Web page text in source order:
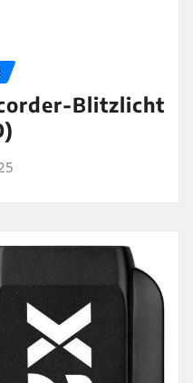
Blitzlicht